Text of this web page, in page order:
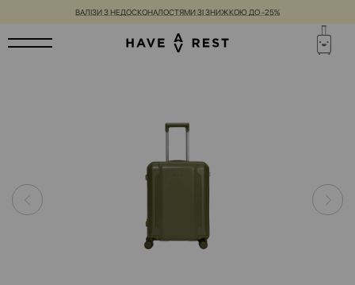
ВАЛІЗИ З НЕДОСКОНАЛОСТЯМИ ЗІ ЗНИЖКОЮ ДО -25%